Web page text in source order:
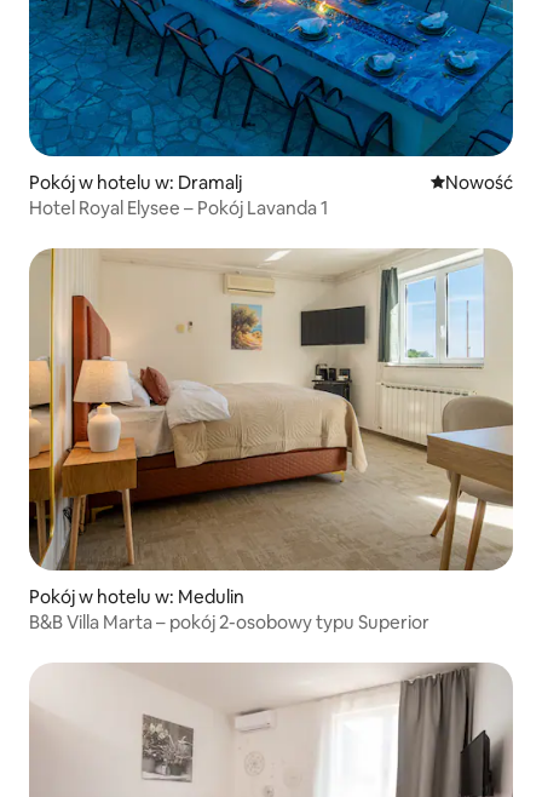
Pokój w hotelu w: Dramalj Nowe
Nowość
Hotel Royal Elysee – Pokój Lavanda 1
Pokój w hotelu w: Medulin
B&B Villa Marta – pokój 2-osobowy typu Superior